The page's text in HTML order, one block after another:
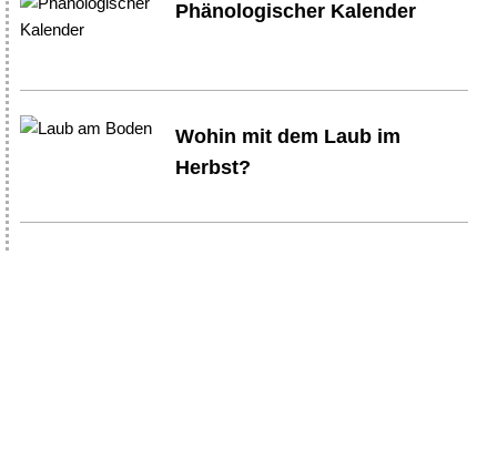
Phänologischer Kalender
Wohin mit dem Laub im
Herbst?